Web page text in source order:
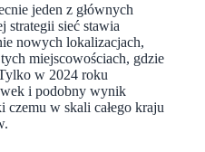
jeden z głównych
sieć stawia
nowych lokalizacjach,
miejscowościach, gdzie
w 2024 roku
i podobny wynik
w skali całego kraju